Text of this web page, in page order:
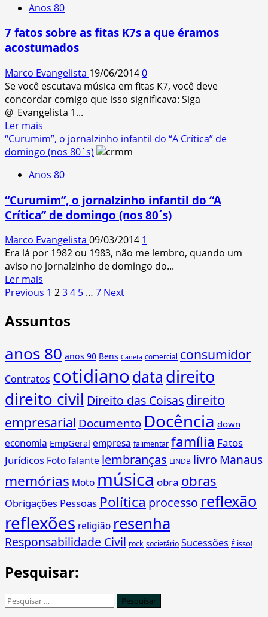
1987,
uma
“Rádio
a
“A
Crítica
FM”
Anos 80
7 fatos sobre as fitas K7s a que éramos
acostumados
Marco Evangelista 19/06/20140
Se você escutava música em fitas K7, você deve
concordar comigo que isso significava: Siga
@_Evangelista 1...
Ler mais
more
about
fatos
as
fitas
a
que
éramos
acostumados
“Curumim”, o jornalzinho infantil do “A Crítica” de
domingo (nos 80´s)
Anos 80
“Curumim”, o jornalzinho infantil do “A
Crítica” de domingo (nos 80´s)
Marco Evangelista 09/03/2014 1
Era lá por 1982 ou 1983, não me lembro, quando um
aviso no jornalzinho de domingo do...
Ler mais
more
“Curumim”,
infantil
“A
Crítica”
de
domingo
80
´s)
Paginação
de
Previous 1 234 5 … 7 Next
Assuntos
anos 80 anos 90 Bens Caneta comercial consumidor
Contratos cotidianodata direito
direito civil Direito das Coisasdireito
empresarial Documento Docência down
economia EmpGeral empresa falimentar família Fatos
Jurídicos Foto falante lembranças LINDB livro Manaus
memórias Moto música obra obras
Obrigações Pessoas Política processo reflexão
reflexões religião resenha
Responsabilidade Civil rock societário Sucessões É isso!
Pesquisar:
Pesquisar